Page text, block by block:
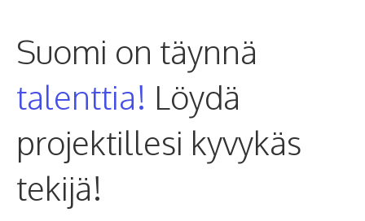
Suomi on täynnä
talenttia! Löydä
projektillesi kyvykäs
tekijä!